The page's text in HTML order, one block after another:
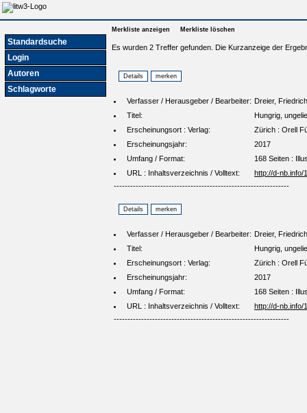
Standardsuche
Login
Autoren
Schlagworte
Merkliste anzeigen Merkliste löschen
Es wurden 2 Treffer gefunden. Die Kurzanzeige der
Verfasser / Herausgeber / Bearbeiter: Dreier, Friedrich
Titel:
Hungrig,
Erscheinungsort : Verlag:
Zürich : Orell
Erscheinungsjahr:
2017
Umfang / Format:
168 Seiten :
URL : Inhaltsverzeichnis / Volltext:
http://d-nb.info/
----------------------------------------------------------------
Verfasser / Herausgeber / Bearbeiter: Dreier, Friedrich
Titel:
Hungrig,
Erscheinungsort : Verlag:
Zürich : Orell
Erscheinungsjahr:
2017
Umfang / Format:
168 Seiten :
URL : Inhaltsverzeichnis / Volltext:
http://d-nb.info/
----------------------------------------------------------------